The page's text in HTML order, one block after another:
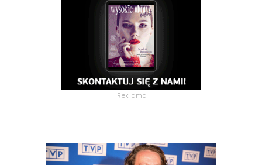
Reklama